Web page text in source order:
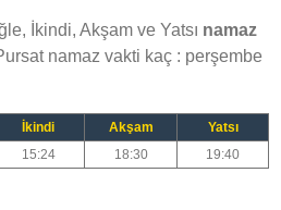
İkindi, Akşam ve Yatsı namaz
namaz vakti kaç : perşembe
İkindi Akşam
Yatsı
15:24 18:30 19:40